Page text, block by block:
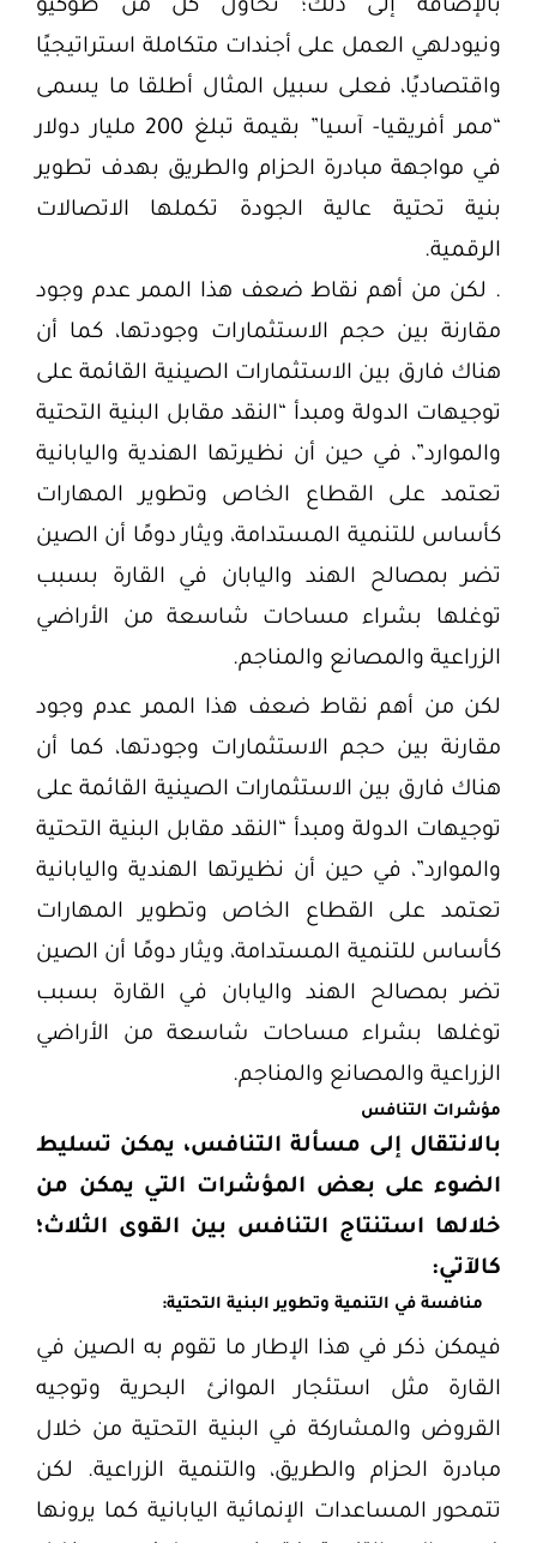
بالإضافة إلى ذلك؛ تحاول كل من طوكيو
ونيودلهي العمل على أجندات متكاملة استراتيجيًا
واقتصاديًا، فعلى سبيل المثال أطلقا ما يسمى
“ممر أفريقيا- آسيا” بقيمة تبلغ 200 مليار دولار
في مواجهة مبادرة الحزام والطريق بهدف تطوير
بنية تحتية عالية الجودة تكملها الاتصالات
الرقمية.
. لكن من أهم نقاط ضعف هذا الممر عدم وجود
مقارنة بين حجم الاستثمارات وجودتها، كما أن
هناك فارق بين الاستثمارات الصينية القائمة على
توجيهات الدولة ومبدأ “النقد مقابل البنية التحتية
والموارد”، في حين أن نظيرتها الهندية واليابانية
تعتمد على القطاع الخاص وتطوير المهارات
كأساس للتنمية المستدامة، ويثار دومًا أن الصين
تضر بمصالح الهند واليابان في القارة بسبب
توغلها بشراء مساحات شاسعة من الأراضي
الزراعية والمصانع والمناجم.
لكن من أهم نقاط ضعف هذا الممر عدم وجود
مقارنة بين حجم الاستثمارات وجودتها، كما أن
هناك فارق بين الاستثمارات الصينية القائمة على
توجيهات الدولة ومبدأ “النقد مقابل البنية التحتية
والموارد”، في حين أن نظيرتها الهندية واليابانية
تعتمد على القطاع الخاص وتطوير المهارات
كأساس للتنمية المستدامة، ويثار دومًا أن الصين
تضر بمصالح الهند واليابان في القارة بسبب
توغلها بشراء مساحات شاسعة من الأراضي
الزراعية والمصانع والمناجم.
مؤشرات التنافس
بالانتقال إلى مسألة التنافس، يمكن تسليط
الضوء على بعض المؤشرات التي يمكن من
خلالها استنتاج التنافس بين القوى الثلاث؛
كالآتي:
منافسة في التنمية وتطوير البنية التحتية:
فيمكن ذكر في هذا الإطار ما تقوم به الصين في
القارة مثل استئجار الموانئ البحرية وتوجيه
القروض والمشاركة في البنية التحتية من خلال
مبادرة الحزام والطريق، والتنمية الزراعية. لكن
تتمحور المساعدات الإنمائية اليابانية كما يرونها